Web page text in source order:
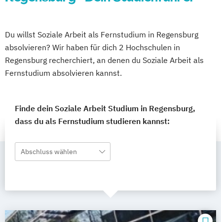
Du willst Soziale Arbeit als Fernstudium in Regensburg
absolvieren? Wir haben für dich 2 Hochschulen in
Regensburg recherchiert, an denen du Soziale Arbeit als
Fernstudium absolvieren kannst.
Finde dein Soziale Arbeit Studium in Regensburg,
dass du als Fernstudium studieren kannst:
Abschluss wählen